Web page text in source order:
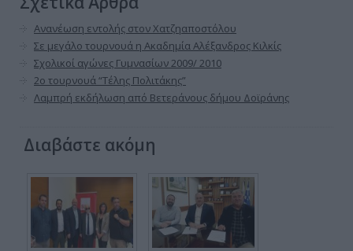
Ανανέωση εντολής στον Χατζηαποστόλου
Σε μεγάλο τουρνουά η Ακαδημία Αλέξανδρος Κιλκίς
Σχολικοί αγώνες Γυμνασίων 2009/ 2010
2ο τουρνουά “Τέλης Πολιτάκης”
Λαμπρή εκδήλωση από Βετεράνους δήμου Δοϊράνης
Διαβάστε ακόμη